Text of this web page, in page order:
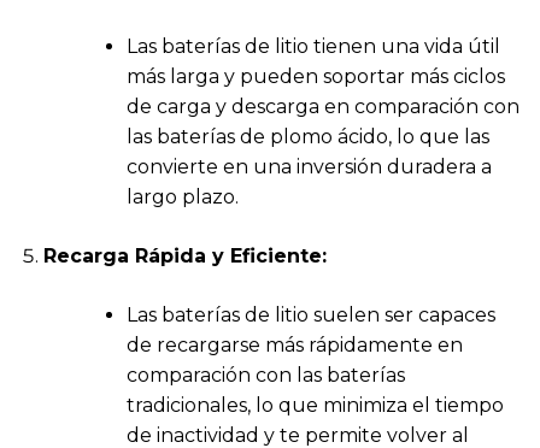
Las baterías de litio tienen una vida útil
más larga y pueden soportar más ciclos
de carga y descarga en comparación con
las baterías de plomo ácido, lo que las
convierte en una inversión duradera a
largo plazo.
Recarga Rápida y Eficiente:
Las baterías de litio suelen ser capaces
de recargarse más rápidamente en
comparación con las baterías
tradicionales, lo que minimiza el tiempo
de inactividad y te permite volver al